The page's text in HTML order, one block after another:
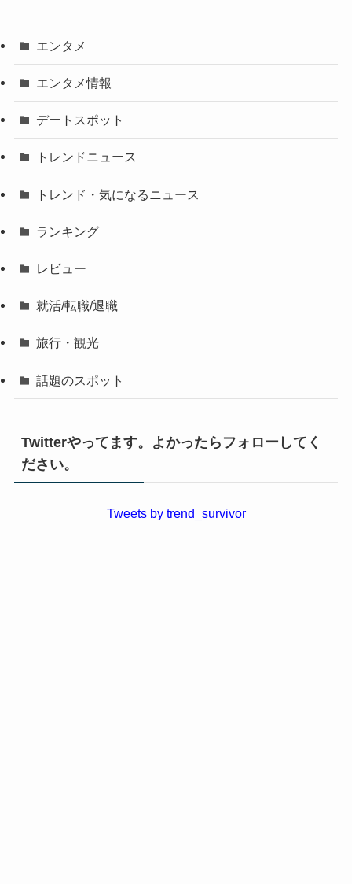
エンタメ
エンタメ情報
デートスポット
トレンドニュース
トレンド・気になるニュース
ランキング
レビュー
就活/転職/退職
旅行・観光
話題のスポット
Twitterやってます。よかったらフォローしてく
ださい。
Tweets by trend_survivor